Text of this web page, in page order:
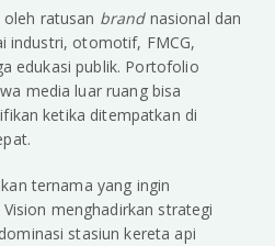
ratusan brand nasional dan
industri, otomotif, FMCG,
edukasi publik. Portofolio
media luar ruang bisa
ketika ditempatkan di
ternama yang ingin
menghadirkan strategi
stasiun kereta api